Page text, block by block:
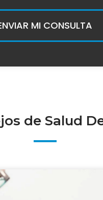
MI CONSULTA
de Salud